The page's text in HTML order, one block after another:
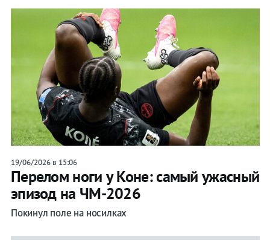
19/06/2026 в 15:06
Перелом ноги у Коне: самый ужасный
эпизод на ЧМ-2026
Покинул поле на носилках